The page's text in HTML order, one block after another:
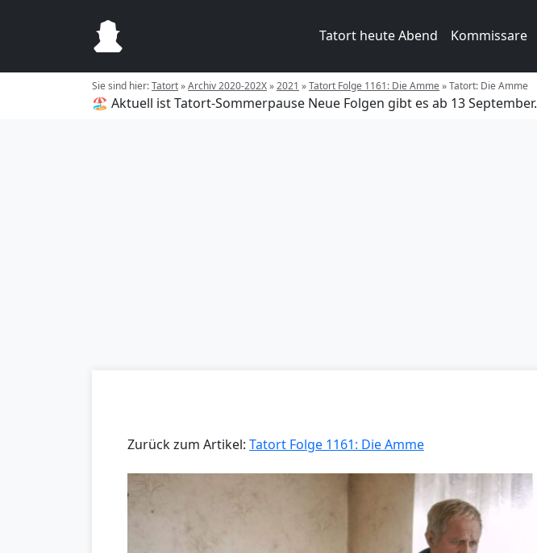
Tatort heute Abend Kommissare
Sie sind hier:Tatort»Archiv 2020-202X»2021 »Tatort Folge 1161: Die Amme»Tatort: Die Amme
🏖️ Aktuell ist Tatort-Sommerpause Neue Folgen gibt es ab 13 September.
Zurück zum Artikel: Tatort Folge 1161: Die Amme